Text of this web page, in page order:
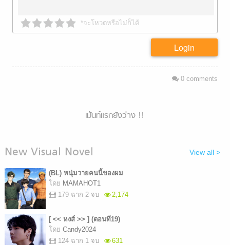
*จะโหวตหรือไม่ก็ได้
Login
0comments
เม้นท์แรกยังว่าง !!
New Visual Novel View all >
(BL) หนุ่มวายคนนี้ของผม
โดย MAMAHOT1
179 ฉาก 2 จบ
2,174
[ << หงส์ >> ] (ตอนที19)
โดย Candy2024
124 ฉาก 1 จบ
631